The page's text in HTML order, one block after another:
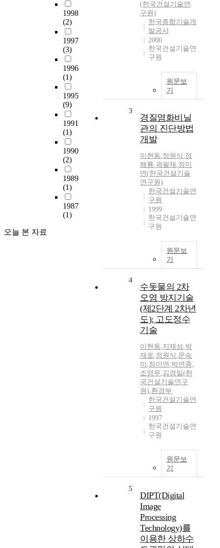
1998
(2)
1997
(3)
1996
(1)
1995
(9)
1991
(1)
1990
(2)
1989
(1)
1987
(1)
오늘 본 자료
(한국건설기술연
구원)
한국종합기술개
발공사
2000
한국건설기술연
구원
원문보
기
3
경질염화비닐
관의 진단방법
개발
이현동,정원식 ,정
해룡,곽필재 ,정미
연(한국건설기술
연구원)
한국건설기술연
구원
1999
한국건설기술연
구원
원문보
기
4
수돗물의 2차
오염 방지기술
(제2단계 2차년
도); 고도정수
기술
이현동,지재성 ,박
재로,정원식 ,문숙
미 ,정미연 ,박연종,
조영무,김경일(한
국건설기술연구
원),환경부
한국건설기술연
구원
1997
한국건설기술연
구원
원문보
기
5
DIPT(Digital
Image
Processing
Technology)를
이용한 상하수